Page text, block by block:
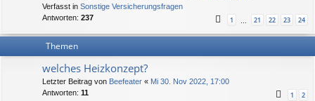
Verfasst in Sonstige Versicherungsfragen
Antworten: 237 1 … 21 22 23 24
Themen
welches Heizkonzept?
Letzter Beitrag von Beefeater « Mi 30. Nov 2022, 17:00
Antworten: 11 1 2